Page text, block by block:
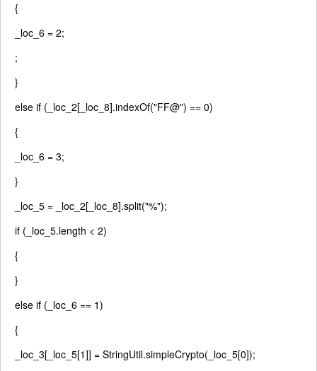
{
_loc_6 = 2;
;
}
else if (_loc_2[_loc_8].indexOf("FF@") == 0)
{
_loc_6 = 3;
}
_loc_5 = _loc_2[_loc_8].split("%");
if (_loc_5.length < 2)
{
}
else if (_loc_6 == 1)
{
_loc_3[_loc_5[1]] = StringUtil.simpleCrypto(_loc_5[0]);